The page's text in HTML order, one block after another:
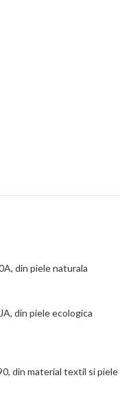
din piele naturala
din piele ecologica
din material textil si piele